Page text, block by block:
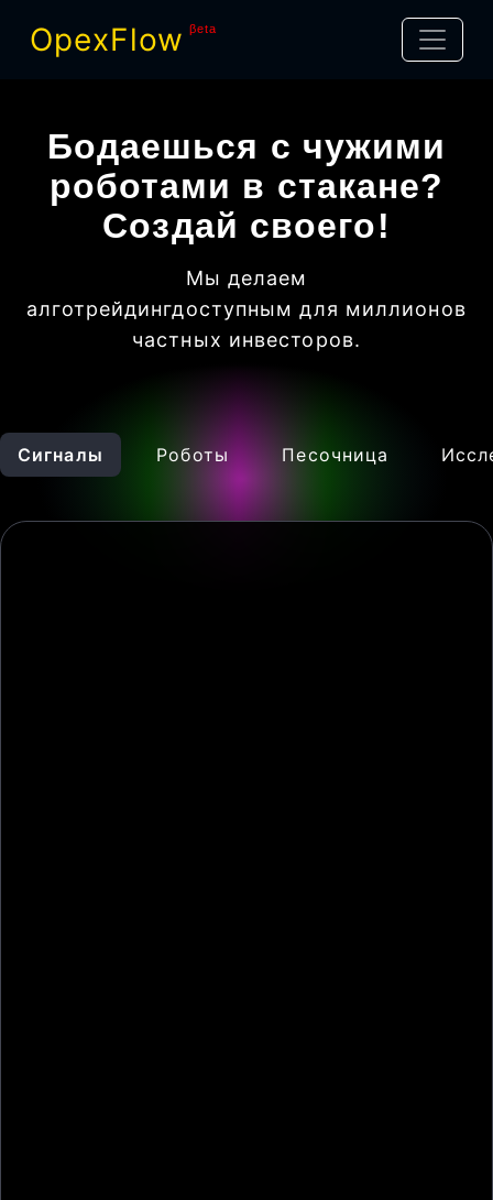
OpexFlow βeta
Бодаешься с чужими
роботами в стакане?
Создай своего!
Мы делаем
алготрейдингдоступным для миллионов
частных инвесторов.
Сигналы Роботы Песочница